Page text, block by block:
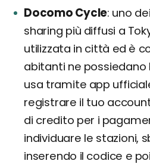
Docomo Cycle uno
sharing più diffusi a
utilizzata in città ed è
abitanti ne possiedano
usa tramite app
registrare il tuo
di credito per i
individuare le stazioni,
inserendo il codice e